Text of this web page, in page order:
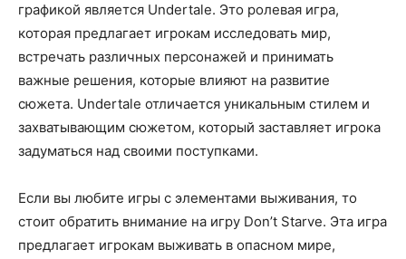
графикой является Undertale. Это ролевая игра,
которая предлагает игрокам исследовать мир,
встречать различных персонажей и принимать
важные решения, которые влияют на развитие
сюжета. Undertale отличается уникальным стилем и
захватывающим сюжетом, который заставляет игрока
задуматься над своими поступками.
Если вы любите игры с элементами выживания, то
стоит обратить внимание на игру Don’t Starve. Эта игра
предлагает игрокам выживать в опасном мире,